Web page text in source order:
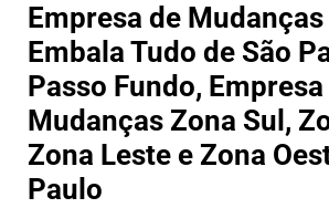
Empresa de
Embala Tudo de São
Passo Fundo,
Mudanças Zona Sul,
Zona Leste e Zona
Paulo